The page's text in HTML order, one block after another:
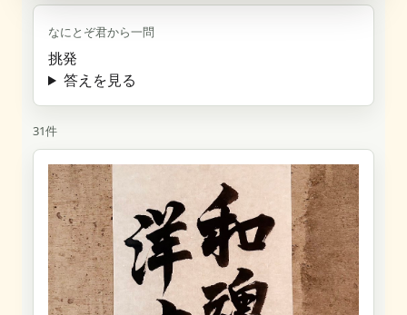
なにとぞ君から一問
挑発
答えを見る
31件